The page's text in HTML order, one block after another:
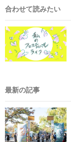
合わせて読みたい
最新の記事